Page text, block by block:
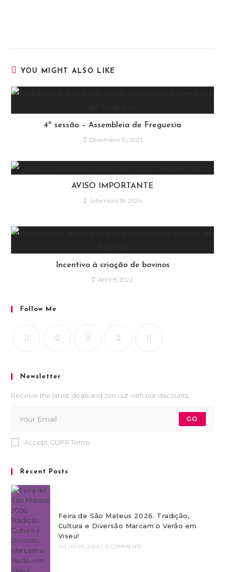
YOU MIGHT ALSO LIKE
4º sessão – Assembleia de Freguesia
Dezembro 10, 2021
AVISO IMPORTANTE
Setembro 18, 2024
Incentivo à criação de bovinos
Abril 8, 2022
Follow Me
Newsletter
Receive the latest deals and zen out with our discounts.
GO
Accept GDPR Terms
Recent Posts
Feira de São Mateus 2026: Tradição,
Cultura e Diversão Marcam o Verão em
Viseu!
JULHO 29, 2026 / 0 COMMENTS